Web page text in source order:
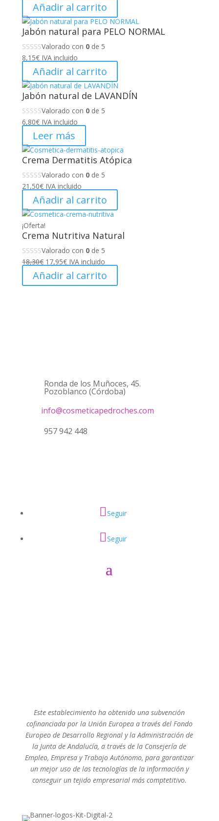
Añadir al carrito
Jabón natural para PELO NORMAL
Valorado con 0de 5
8,15€ IVA incluido
Añadir al carrito
Jabón natural de LAVANDÍN
Valorado con 0de 5
6,80€ IVA incluido
Leer más
Crema Dermatitis Atópica
Valorado con 0de 5
21,50€ IVA incluido
Añadir al carrito
¡Oferta!
Crema Nutritiva Natural
Valorado con 0de 5
18,30€ El
precio
original
17,95€El
precio
actual
IVA incluido
Añadir al carrito
Ronda de los Muñoces, 45.
Pozoblanco (Córdoba)
info@cosmeticapedroches.com
957 942 448
Seguir
Seguir
Este establecimiento ha obtenido una subvención
cofinanciada por la Unión Europea a través del Fondo
Europeo de Desarrollo Regional y la Administración de
la Junta de Andalucía, a través de la Consejería de
Empleo, Empresa y Trabajo Autónomo, para garantizar
un mejor uso de las tecnologías de la información y
conseguir un tejido empresarial más comptetitivo.